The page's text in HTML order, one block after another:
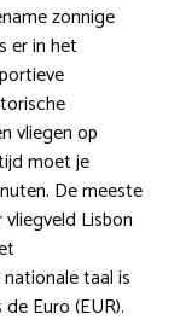
zonnige
er in het
vliegen op
moet je
De meeste
Lisbon
taal is
Euro (EUR).